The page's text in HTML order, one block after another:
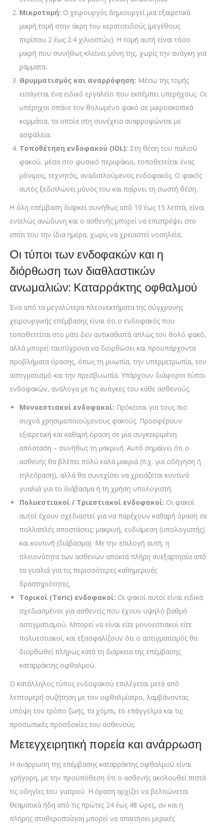
Μικροτομή: Ο χειρουργός δημιουργεί μια εξαιρετικά
μικρή τομή στην άκρη του κερατοειδούς (μεγέθους
περίπου 2 έως 2.4 χιλιοστών). Η τομή αυτή είναι τόσο
μικρή που συνήθως κλείνει μόνη της, χωρίς την ανάγκη για
ράμματα.
Θρυμματισμός και αναρρόφηση: Μέσω της τομής
εισάγεται ένα ειδικό εργαλείο που εκπέμπει υπερήχους. Οι
υπέρηχοι σπάνε τον θολωμένο φακό σε μικροσκοπικά
κομμάτια, τα οποία στη συνέχεια αναρροφώνται με
ασφάλεια.
Τοποθέτηση ενδοφακού (IOL): Στη θέση του παλιού
φακού, μέσα στο φυσικό περιφάκιο, τοποθετείται ένας
μόνιμος, τεχνητός, αναδιπλούμενος ενδοφακός. Ο φακός
αυτός ξεδιπλώνει μόνος του και παίρνει τη σωστή θέση.
Η όλη επέμβαση διαρκεί συνήθως από 10 έως 15 λεπτά, είναι
εντελώς ανώδυνη και ο ασθενής μπορεί να επιστρέψει στο
σπίτι του την ίδια ημέρα, χωρίς να χρειαστεί νοσηλεία.
Οι τύποι των ενδοφακών και η
διόρθωση των διαθλαστικών
ανωμαλιών: Καταρράκτης οφθαλμού
Ένα από τα μεγαλύτερα πλεονεκτήματα της σύγχρονης
χειρουργικής επέμβασης είναι ότι ο ενδοφακός που
τοποθετείται στο μάτι δεν αντικαθιστά απλώς τον θολό φακό,
αλλά μπορεί ταυτόχρονα να διορθώσει και προϋπάρχοντα
προβλήματα όρασης, όπως τη μυωπία, την υπερμετρωπία, τον
αστιγματισμό και την πρεσβυωπία. Υπάρχουν διάφοροι τύποι
ενδοφακών, ανάλογα με τις ανάγκες του κάθε ασθενούς:
Μονοεστιακοί ενδοφακοί: Πρόκειται για τους πιο
συχνά χρησιμοποιούμενους φακούς. Προσφέρουν
εξαιρετική και καθαρή όραση σε μία συγκεκριμένη
απόσταση – συνήθως τη μακρινή. Αυτό σημαίνει ότι ο
ασθενής θα βλέπει πολύ καλά μακριά (π.χ. για οδήγηση ή
τηλεόραση), αλλά θα συνεχίσει να χρειάζεται κοντινά
γυαλιά για το διάβασμα ή τη χρήση υπολογιστή.
Πολυεστιακοί / Τριεστιακοί ενδοφακοί: Οι φακοί
αυτοί έχουν σχεδιαστεί για να παρέχουν καθαρή όραση σε
πολλαπλές αποστάσεις: μακρινή, ενδιάμεση (υπολογιστής)
και κοντινή (διάβασμα). Με την επιλογή αυτή, η
πλειονότητα των ασθενών αποκτά πλήρη ανεξαρτησία από
τα γυαλιά για τις περισσότερες καθημερινές
δραστηριότητες.
Τορικοί (Toric) ενδοφακοί: Οι φακοί αυτοί είναι ειδικά
σχεδιασμένοι για ασθενείς που έχουν υψηλό βαθμό
αστιγματισμού. Μπορεί να είναι είτε μονοεστιακοί είτε
πολυεστιακοί, και εξασφαλίζουν ότι ο αστιγματισμός θα
διορθωθεί πλήρως κατά τη διάρκεια της επέμβασης
καταρράκτης οφθαλμού.
Ο κατάλληλος τύπος ενδοφακού επιλέγεται μετά από
λεπτομερή συζήτηση με τον οφθαλμίατρο, λαμβάνοντας
υπόψη τον τρόπο ζωής, τα χόμπι, το επάγγελμα και τις
προσωπικές προσδοκίες του ασθενούς.
Μετεγχειρητική πορεία και ανάρρωση
Η ανάρρωση της επέμβασης καταρράκτης οφθαλμού είναι
γρήγορη, με την προϋπόθεση ότι ο ασθενής ακολουθεί πιστά
τις οδηγίες του γιατρού. Η όραση αρχίζει να βελτιώνεται
θεαματικά ήδη από τις πρώτες 24 έως 48 ώρες, αν και η
πλήρης σταθεροποίηση μπορεί να απαιτήσει μερικές